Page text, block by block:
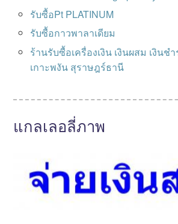
รับซื้อPt PLATINUM
รับซื้อกาวพาลาเดียม
ร้านรับซื้อเครื่องเงิน เงินผสม เงินช
เกาะพงัน สุราษฎร์ธานี
แกลเลอลี่ภาพ